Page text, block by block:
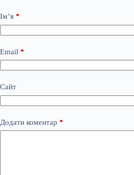
Ім’я *
Email *
Сайт
Додати коментар *